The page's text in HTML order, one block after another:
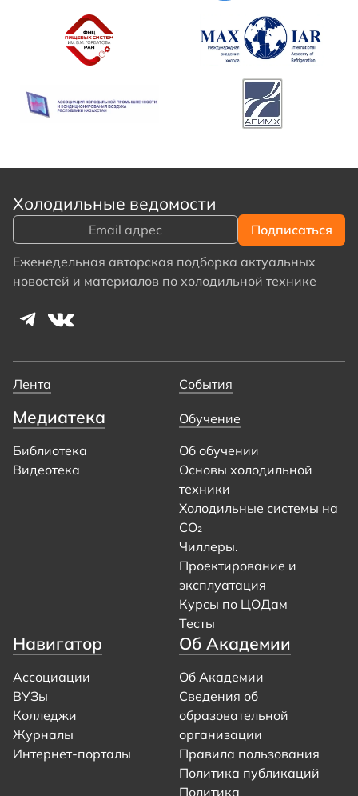
Холодильные ведомости
Еженедельная авторская подборка актуальных
новостей и материалов по холодильной технике
Лента События
Медиатека
Библиотека
Видеотека
Обучение
Об обучении
Основы холодильной
техники
Холодильные системы на
CO₂
Чиллеры.
Проектирование и
эксплуатация
Курсы по ЦОДам
Тесты
Навигатор
Ассоциации
ВУЗы
Колледжи
Журналы
Интернет-порталы
Об Академии
Об Академии
Сведения об
образовательной
организации
Правила пользования
Политика публикаций
Политика